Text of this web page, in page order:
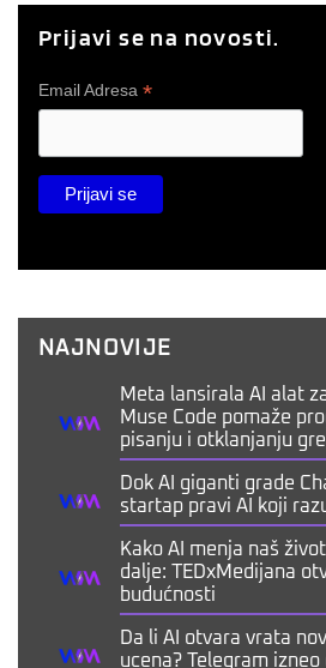
Prijavi se na novosti.
Email Adresa *
NAJNOVIJE
Meta lansirala AI alat
Muse Code pomaže
pisanju i otklanjanju
Dok AI giganti grade
startap pravi AI koji
Kako AI menja naš
dalje: TEDxMedijana
budućnosti
Da li AI otvara vrata
ucena? Telegram